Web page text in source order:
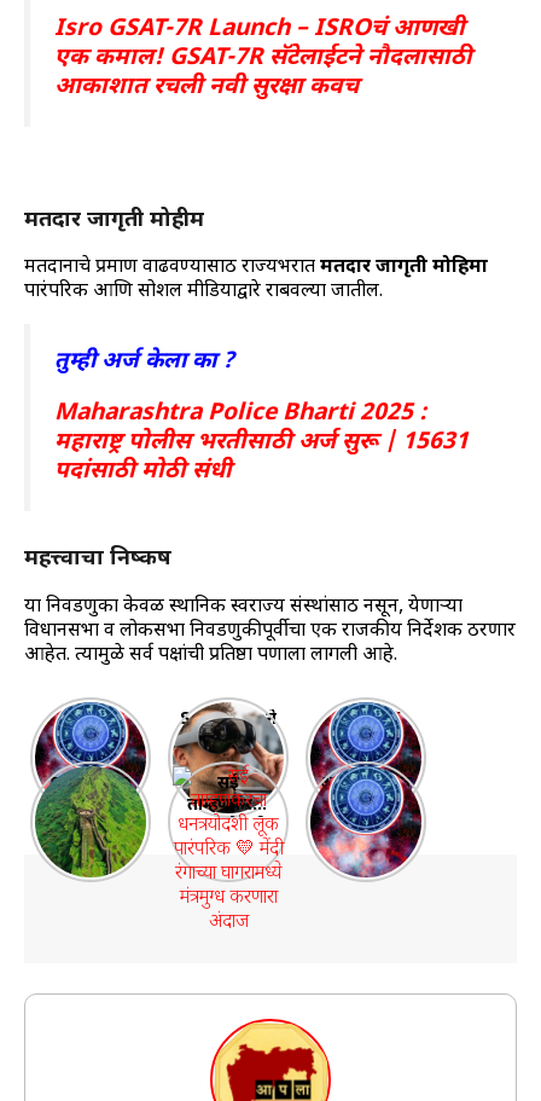
Isro GSAT-7R Launch – ISROचं आणखी
एक कमाल! GSAT-7R सॅटेलाईटने नौदलासाठी
आकाशात रचली नवी सुरक्षा कवच
मतदार जागृती मोहीम
मतदानाचे प्रमाण वाढवण्यासाठी राज्यभरातमतदार जागृती मोहिमा
पारंपरिक आणि सोशल मीडियाद्वारे राबवल्या जातील.
तुम्ही अर्ज केला का ?
Maharashtra Police Bharti 2025 :
महाराष्ट्र पोलीस भरतीसाठी अर्ज सुरू | 15631
पदांसाठी मोठी संधी
महत्त्वाचा निष्कर्ष
या निवडणुका केवळ स्थानिक स्वराज्य संस्थांसाठी नसून, येणाऱ्या
विधानसभा व लोकसभा निवडणुकीपूर्वीचा एक राजकीय निर्देशक ठरणार
आहेत. त्यामुळे सर्व पक्षांची प्रतिष्ठा पणाला लागली आहे.
साप्ताहिक
राशिभविष्य
27 Oct – 2
Nov 2025:
पैसा, नोकरी,
फ्लॅट! तुमचं
नशीब काय
सांगतं?
Samsung ने
लॉन्च केला
जबरदस्त
Galaxy XR
हेडसेट
“20 ते 26
ऑक्टोबर
2025
साप्ताहिक
राशीभविष्य |
महालक्ष्मी
योगात
चमकणार ७
महाराष्ट्रातील
१० प्रसिद्ध
आणि सर्वात
मोठे किल्ले |
Top 10
सई
ताम्हणकरचा
धनत्रयोदशी
लूक पारंपरिक
💛 मेंदी
रंगाच्या
घागरामध्ये
मंत्रमुग्ध
आदित्य-मंगल
योग 2025:
भाग्याचा
आठवडा सुरू